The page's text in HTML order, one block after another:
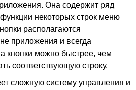
Она содержит ряд
некоторых строк меню
располагаются
приложения и всегда
кнопки можно быстрее, чем
соответствующую строку.
сложную систему управления и